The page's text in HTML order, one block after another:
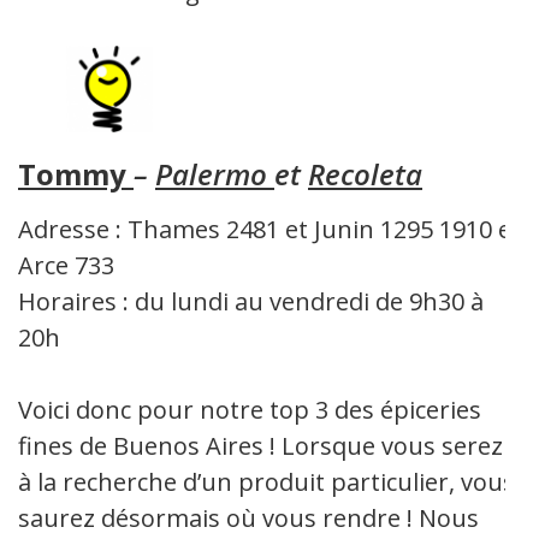
Tommy– Palermo etRecoleta
Adresse : Thames 2481 et Junin 1295 1910 et
Arce 733
Horaires : du lundi au vendredi de 9h30 à
20h
Voici donc pour notre top 3 des épiceries
fines de Buenos Aires ! Lorsque vous serez
à la recherche d’un produit particulier, vous
saurez désormais où vous rendre ! Nous